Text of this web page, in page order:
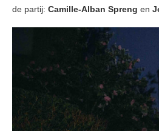
de partij: Camille-Alban Spreng en